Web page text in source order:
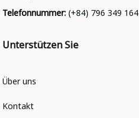
Telefonnummer: (+84) 796 349 164
Unterstützen Sie
Über uns
Kontakt